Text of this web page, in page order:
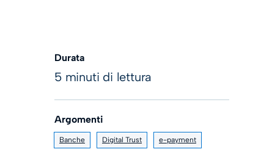
Durata
5 minuti di lettura
Argomenti
Banche Digital Trust e-payment